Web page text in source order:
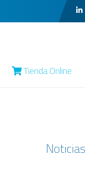
Tienda Online